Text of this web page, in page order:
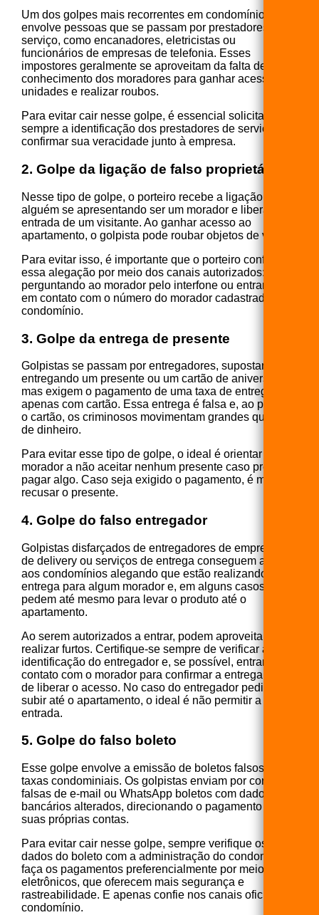
Um dos golpes mais recorrentes em condomínios
envolve pessoas que se passam por prestadores de
serviço, como encanadores, eletricistas ou
funcionários de empresas de telefonia. Esses
impostores geralmente se aproveitam da falta de
conhecimento dos moradores para ganhar acesso às
unidades e realizar roubos.
Para evitar cair nesse golpe, é essencial solicitar
sempre a identificação dos prestadores de serviço e
confirmar sua veracidade junto à empresa.
2. Golpe da ligação de falso proprietário
Nesse tipo de golpe, o porteiro recebe a ligação de
alguém se apresentando ser um morador e liberando a
entrada de um visitante. Ao ganhar acesso ao
apartamento, o golpista pode roubar objetos de valor.
Para evitar isso, é importante que o porteiro confirme
essa alegação por meio dos canais autorizados:
perguntando ao morador pelo interfone ou entrando
em contato com o número do morador cadastrado no
condomínio.
3. Golpe da entrega de presente
Golpistas se passam por entregadores, supostamente
entregando um presente ou um cartão de aniversário,
mas exigem o pagamento de uma taxa de entrega
apenas com cartão. Essa entrega é falsa e, ao passar
o cartão, os criminosos movimentam grandes quantias
de dinheiro.
Para evitar esse tipo de golpe, o ideal é orientar o
morador a não aceitar nenhum presente caso precise
pagar algo. Caso seja exigido o pagamento, é melhor
recusar o presente.
4. Golpe do falso entregador
Golpistas disfarçados de entregadores de empresas
de delivery ou serviços de entrega conseguem acesso
aos condomínios alegando que estão realizando uma
entrega para algum morador e, em alguns casos,
pedem até mesmo para levar o produto até o
apartamento.
Ao serem autorizados a entrar, podem aproveitar para
realizar furtos. Certifique-se sempre de verificar a
identificação do entregador e, se possível, entrar em
contato com o morador para confirmar a entrega antes
de liberar o acesso. No caso do entregador pedir para
subir até o apartamento, o ideal é não permitir a
entrada.
5. Golpe do falso boleto
Esse golpe envolve a emissão de boletos falsos de
taxas condominiais. Os golpistas enviam por contas
falsas de e-mail ou WhatsApp boletos com dados
bancários alterados, direcionando o pagamento para
suas próprias contas.
Para evitar cair nesse golpe, sempre verifique os
dados do boleto com a administração do condomínio e
faça os pagamentos preferencialmente por meios
eletrônicos, que oferecem mais segurança e
rastreabilidade. E apenas confie nos canais oficiais do
condomínio.